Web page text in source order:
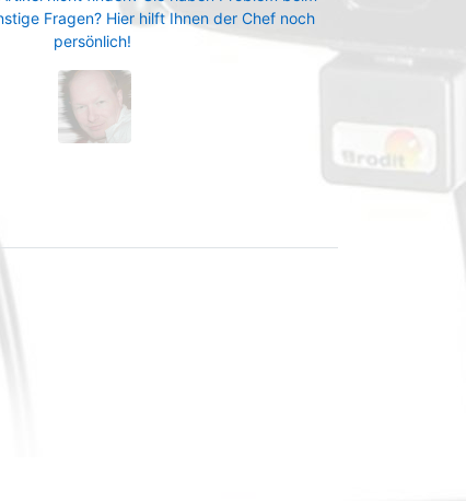
Fragen? Hier hilft Ihnen der Chef noch
persönlich!